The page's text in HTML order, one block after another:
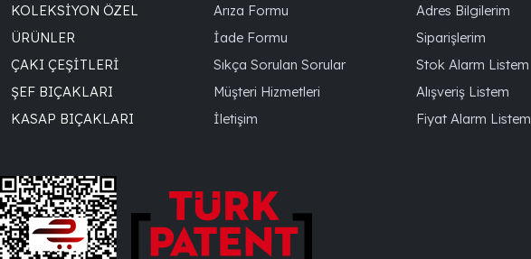
KOLEKSIYON ÖZEL
ÜRÜNLER
ÇAKI ÇEŞITLERI
ŞEF BIÇAKLARI
KASAP BIÇAKLARI
Arıza Formu
İade Formu
Sıkça Sorulan Sorular
Müşteri Hizmetleri
İletişim
Adres Bilgilerim
Siparişlerim
Stok Alarm Listem
Alışveriş Listem
Fiyat Alarm Listem